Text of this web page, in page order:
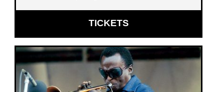
TICKETSOPENT
IN
NIEUW
VENSTER